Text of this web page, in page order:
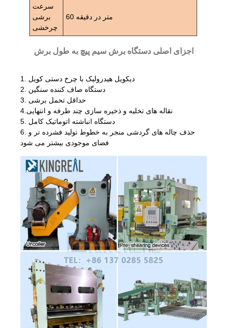
سرعت
برشی
چرخشی
60 متر در دقیقه
اجزای اصلی دستگاه برش سیم پیچ به طول برش
1. دیکویل هیدرولیک با چرخ دستی کویل
2. دستگاه صاف کننده سنگین
3. حداقل تحمل برشی
4.نقاله های تخلیه و ذخیره سازی چند طرفه و انتهایی
5. دستگاه انباشته اتوماتیک کامل
6. حذف چاله های گردشی منجر به خطوط تولید فشرده تر و
فضای موجودی بیشتر می شود